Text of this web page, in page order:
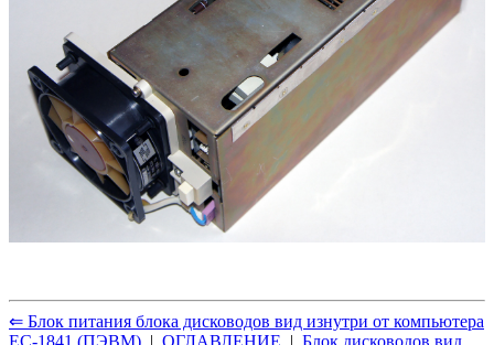
⇐ Блок питания блока дисководов вид изнутри от компьютера
ЕС-1841 (ПЭВМ) | ОГЛАВЛЕНИЕ | Блок дисководов вид